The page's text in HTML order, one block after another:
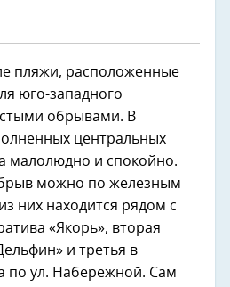
пляжи, расположенные
юго-западного
обрывами. В
центральных
малолюдно и спокойно.
можно по железным
них находится рядом с
«Якорь», вторая
и третья в
по ул. Набережной. Сам